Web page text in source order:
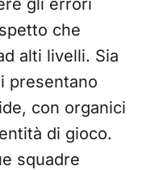
gli errori
che
alti livelli. Sia
presentano
con organici
di gioco.
squadre